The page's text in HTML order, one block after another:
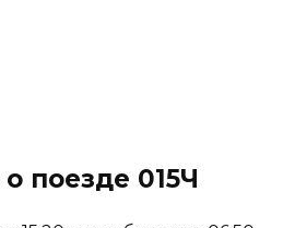
поезде 015Ч